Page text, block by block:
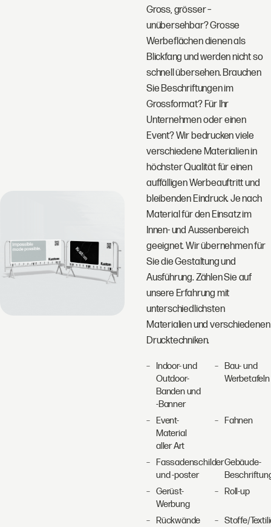
Gross, grösser –
unübersehbar? Grosse
Werbeflächen dienen als
Blickfang und werden nicht so
schnell übersehen. Brauchen
Sie Beschriftungen im
Grossformat? Für Ihr
Unternehmen oder einen
Event? Wir bedrucken viele
verschiedene Materialien in
höchster Qualität für einen
auffälligen Werbeauftritt und
bleibenden Eindruck. Je nach
Material für den Einsatz im
Innen- und Aussenbereich
geeignet. Wir übernehmen für
Sie die Gestaltung und
Ausführung. Zählen Sie auf
unsere Erfahrung mit
unterschiedlichsten
Materialien und verschiedenen
Drucktechniken.
Indoor- und
Outdoor-
Banden und
-Banner
Bau- und
Werbetafeln
Event-
Material
aller Art
Fahnen
Fassadenschilder
und -poster
Gebäude-
Gerüst-
Werbung
Roll-up
Rückwände
Stoffe/